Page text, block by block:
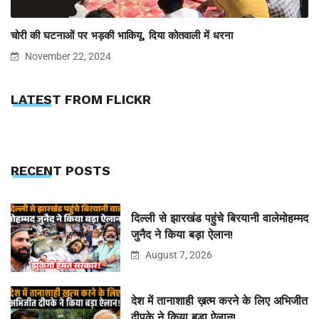
चोरी की घटनाओं पर भड़की भाकियू, दिया कोतवाली में धरना
November 22, 2024
LATEST FROM FLICKR
RECENT POSTS
दिल्ली से झारखंड पहुंचे बिरयानी वालेमोहम्मद
जुनैद ने किया बड़ा ऐलान!
August 7, 2026
देश में तानाशाही ख़त्म करने के लिए अभिजीत